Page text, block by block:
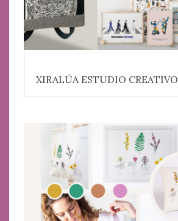
XIRALÚA ESTUDIO CREATIVO